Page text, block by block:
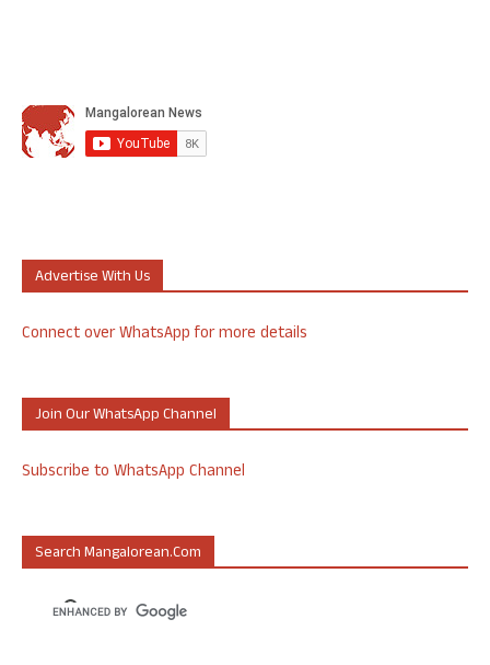
Advertise With Us
Connect over WhatsApp for more details
Join Our WhatsApp Channel
Subscribe to WhatsApp Channel
Search Mangalorean.com